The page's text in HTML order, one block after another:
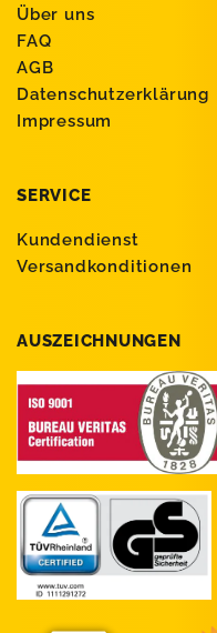
Über uns
FAQ
AGB
Datenschutzerklärung
Impressum
SERVICE
Kundendienst
Versandkonditionen
AUSZEICHNUNGEN